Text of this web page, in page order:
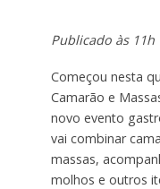
Publicado às 11h
Começou nesta
Camarão e
novo evento
vai combinar
massas,
molhos e outros